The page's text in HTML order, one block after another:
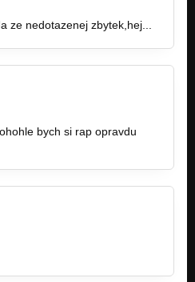
ze nedotazenej zbytek,hej...
bych si rap opravdu